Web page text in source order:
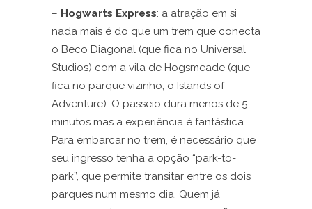
– Hogwarts Express: a atração em si
nada mais é do que um trem que conecta
o Beco Diagonal (que fica no Universal
Studios) com a vila de Hogsmeade (que
fica no parque vizinho, o Islands of
Adventure). O passeio dura menos de 5
minutos mas a experiência é fantástica.
Para embarcar no trem, é necessário que
seu ingresso tenha a opção “park-to-
park”, que permite transitar entre os dois
parques num mesmo dia. Quem já